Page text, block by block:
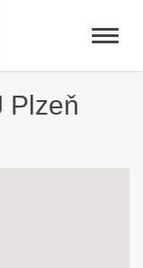
Toggle
Plzeň